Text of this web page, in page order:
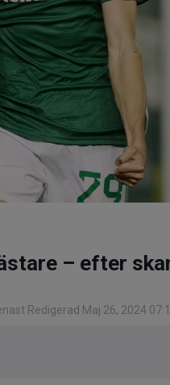
– efter
Redigerad Maj 26, 2024